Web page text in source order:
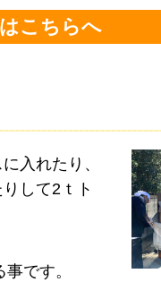
こちらへ
入れたり、
して2ｔト
です。